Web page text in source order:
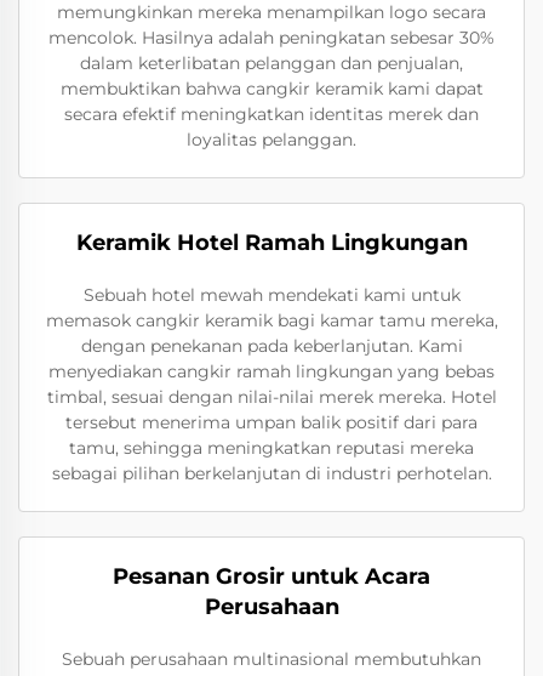
memungkinkan mereka menampilkan logo secara
mencolok. Hasilnya adalah peningkatan sebesar 30%
dalam keterlibatan pelanggan dan penjualan,
membuktikan bahwa cangkir keramik kami dapat
secara efektif meningkatkan identitas merek dan
loyalitas pelanggan.
Keramik Hotel Ramah Lingkungan
Sebuah hotel mewah mendekati kami untuk
memasok cangkir keramik bagi kamar tamu mereka,
dengan penekanan pada keberlanjutan. Kami
menyediakan cangkir ramah lingkungan yang bebas
timbal, sesuai dengan nilai-nilai merek mereka. Hotel
tersebut menerima umpan balik positif dari para
tamu, sehingga meningkatkan reputasi mereka
sebagai pilihan berkelanjutan di industri perhotelan.
Pesanan Grosir untuk Acara
Perusahaan
Sebuah perusahaan multinasional membutuhkan